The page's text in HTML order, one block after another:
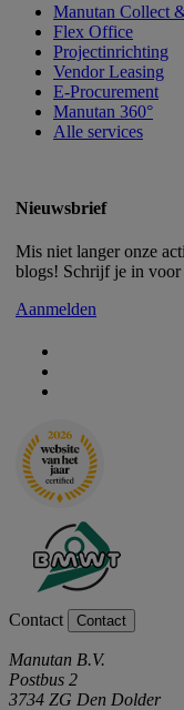
Manutan Collect
Flex Office
Projectinrichting
Vendor Leasing
E-Procurement
Manutan 360°
Alle services
Nieuwsbrief
Mis niet langer onze
blogs! Schrijf je in voor
Aanmelden
Contact Contact
Manutan B.V.
Postbus 2
3734 ZG Den Dolder